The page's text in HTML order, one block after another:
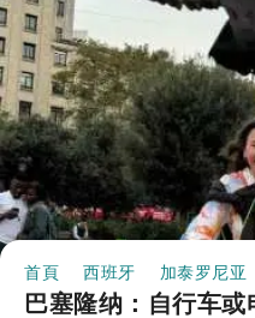
首頁 西班牙 加泰罗尼亚
巴塞隆纳：自行车